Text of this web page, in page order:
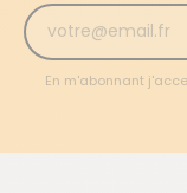
En m'abonnant